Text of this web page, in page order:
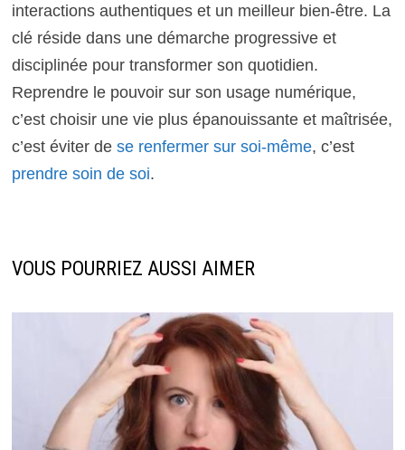
interactions authentiques et un meilleur bien-être. La
clé réside dans une démarche progressive et
disciplinée pour transformer son quotidien.
Reprendre le pouvoir sur son usage numérique,
c’est choisir une vie plus épanouissante et maîtrisée,
c’est éviter de se renfermer sur soi-même, c’est
prendre soin de soi.
VOUS POURRIEZ AUSSI AIMER